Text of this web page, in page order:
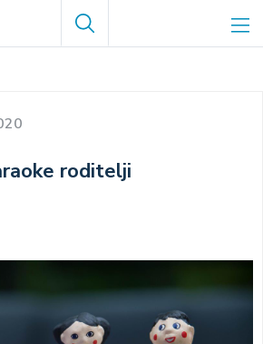
Search
roditelji